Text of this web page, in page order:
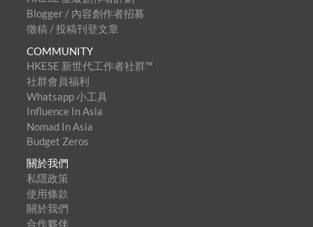
Blogger / 內容創作者招募
徵稿 / 投稿刊登文章
COMMUNITY
HKESE 新世代工作者社群™
社群會員福利
Whatsapp 小工具
Influence In Asia
Nomad In Asia
Budget Zeros
關於我們
私隱政策
使用條款
關於我們
合作夥伴